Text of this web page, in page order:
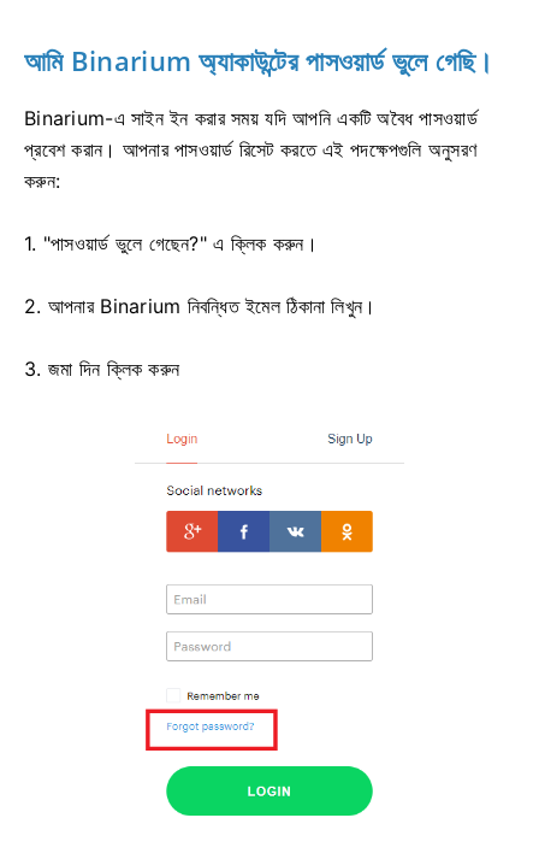
আমি Binarium অ্যাকাউন্টের পাসওয়ার্ড ভুলে গেছি।
Binarium-এ সাইন ইন করার সময় যদি আপনি একটি অবৈধ পাসওয়ার্ড
প্রবেশ করান। আপনার পাসওয়ার্ড রিসেট করতে এই পদক্ষেপগুলি অনুসরণ
করুন:
1. "পাসওয়ার্ড ভুলে গেছেন?" এ ক্লিক করুন।
2. আপনার Binarium নিবন্ধিত ইমেল ঠিকানা লিখুন।
3. জমা দিন ক্লিক করুন